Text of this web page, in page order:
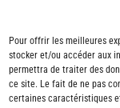
Pour offrir les meilleures
stocker et/ou accéder aux
permettra de traiter des
ce site. Le fait de ne pas
certaines caractéristiques